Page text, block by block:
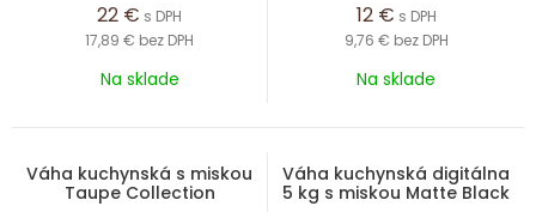
22 € s DPH
17,89 € bez DPH
Na sklade
12 € s DPH
9,76 € bez DPH
Na sklade
Váha kuchynská s miskou
Taupe Collection
Váha kuchynská digitálna
5 kg s miskou Matte Black